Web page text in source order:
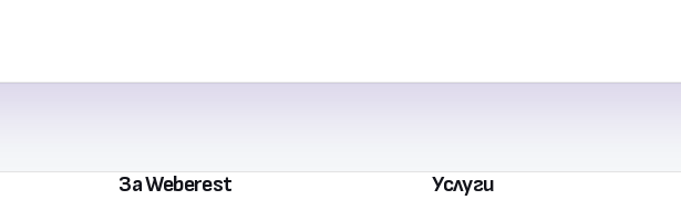
За Weberest Услуги